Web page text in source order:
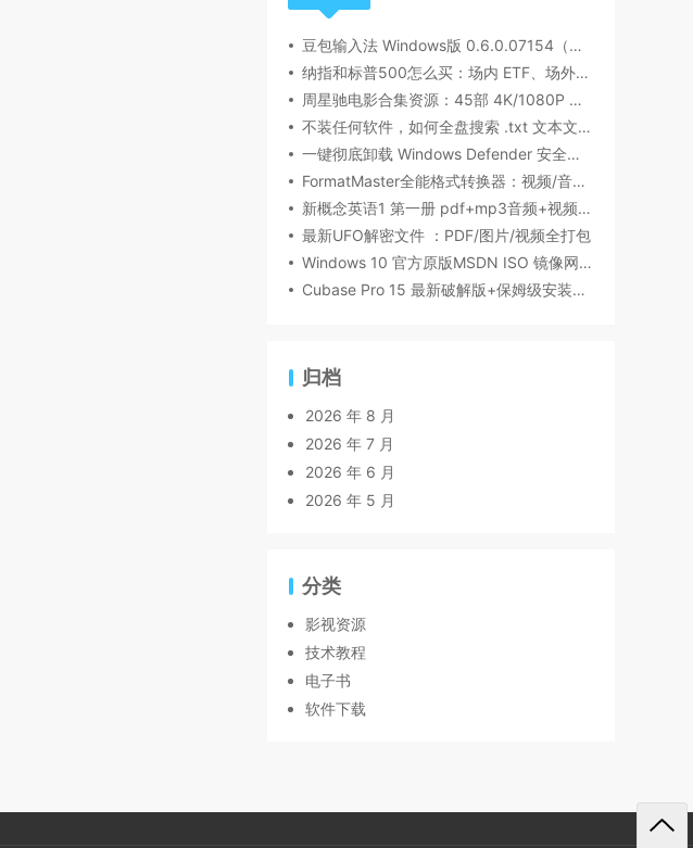
豆包输入法 Windows版 0.6.0.07154（内测版清爽无广告）
纳指和标普500怎么买：场内 ETF、场外基金一次讲清楚（2026 最新版）
周星驰电影合集资源：45部 4K/1080P 超清修复收藏版（国粤双语/中文字幕）
不装任何软件，如何全盘搜索 .txt 文本文件内容？Windows / Linux / macOS 的命令行指南
一键彻底卸载 Windows Defender 安全中心（Win10/Win11通用）
FormatMaster全能格式转换器：视频/音频/图片/文档一站式搞定
新概念英语1 第一册 pdf+mp3音频+视频下载（美音版+英音版）
最新UFO解密文件 ：PDF/图片/视频全打包
Windows 10 官方原版MSDN ISO 镜像网盘下载
Cubase Pro 15 最新破解版+保姆级安装指南
归档
2026 年 8 月
2026 年 7 月
2026 年 6 月
2026 年 5 月
分类
影视资源
技术教程
电子书
软件下载